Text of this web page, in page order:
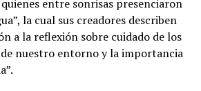
entre sonrisas presenciaron
la cual sus creadores describen
a la reflexión sobre cuidado de los
nuestro entorno y la importancia